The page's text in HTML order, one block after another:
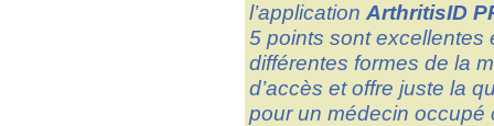
l’application ArthritisID
5 points sont excellentes
différentes formes de la
d’accès et offre juste la
pour un médecin occupé